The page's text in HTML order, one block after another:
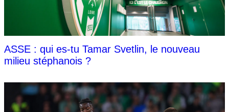
ASSE : qui es-tu Tamar Svetlin, le nouveau
milieu stéphanois ?